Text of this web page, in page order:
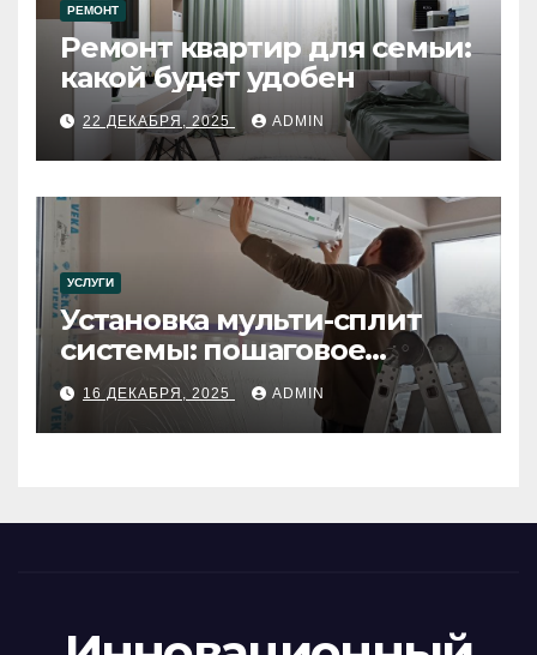
РЕМОНТ
Ремонт квартир для семьи:
какой будет удобен
22 ДЕКАБРЯ, 2025 ADMIN
УСЛУГИ
Установка мульти-сплит
системы: пошаговое
руководство
16 ДЕКАБРЯ, 2025 ADMIN